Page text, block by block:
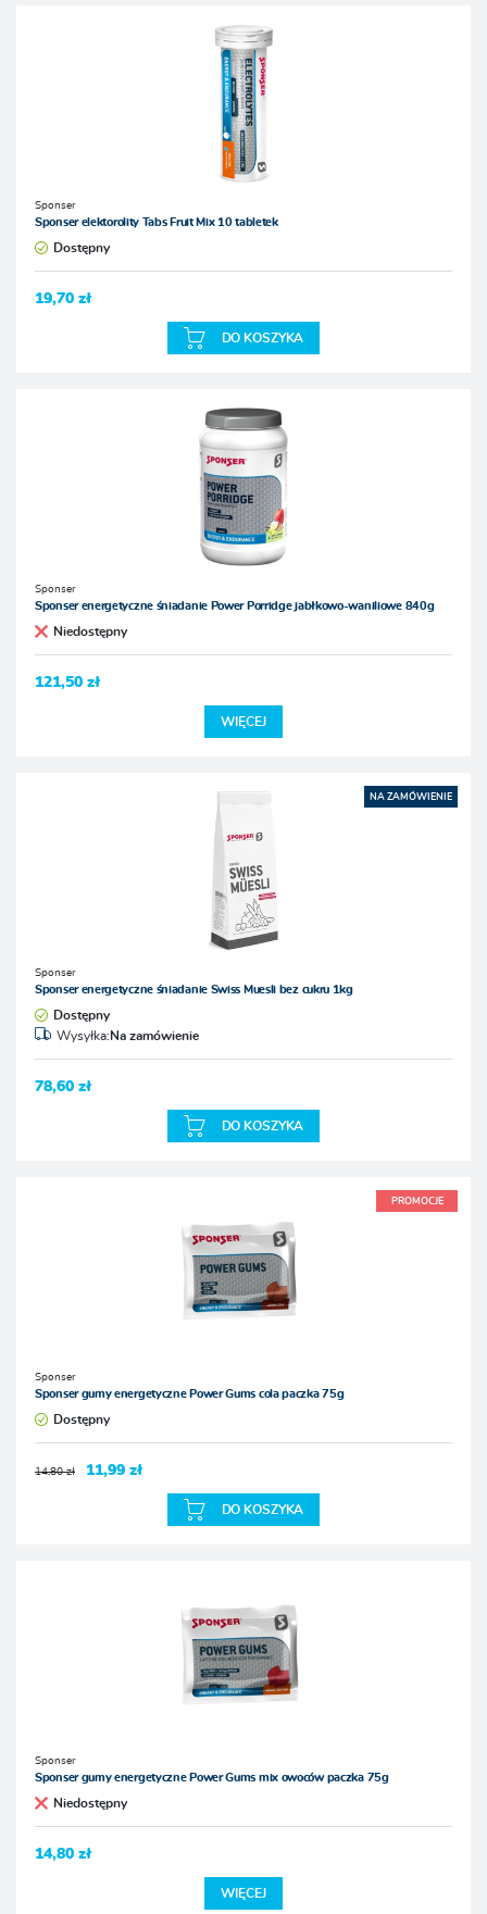
Sponser
Sponser elektorolity Tabs Fruit Mix 10 tabletek
Dostępny
19,70 zł
DO KOSZYKA
Sponser
Sponser energetyczne śniadanie Power Porridge jabłkowo-waniliowe 840g
Niedostępny
121,50 zł
WIĘCEJ
NA ZAMÓWIENIE
Sponser
Sponser energetyczne śniadanie Swiss Muesli bez cukru 1kg
Dostępny
Wysyłka:Na zamówienie
78,60 zł
DO KOSZYKA
PROMOCJE
Sponser
Sponser gumy energetyczne Power Gums cola paczka 75g
Dostępny
14,80 zł 11,99 zł
DO KOSZYKA
Sponser
Sponser gumy energetyczne Power Gums mix owoców paczka 75g
Niedostępny
14,80 zł
WIĘCEJ